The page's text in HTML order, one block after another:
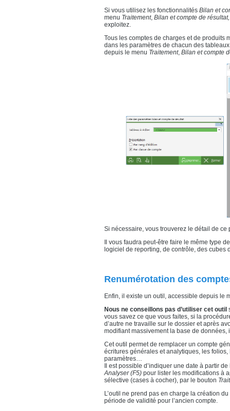
Si vous utilisez les fonctionnalités Bilan et
menu Traitement, Bilan et compte de résultat,
exploitez.
Tous les comptes de charges et de produits
dans les paramètres de chacun des
depuis le menu Traitement, Bilan et compte
Si nécessaire, vous trouverez le détail de
Il vous faudra peut-être faire le même type
logiciel de reporting, de contrôle, des
Renumérotation des
Enfin, il existe un outil, accessible depuis le
Nous ne conseillons pas d’utiliser cet outil
vous savez ce que vous faites, si la
d’autre ne travaille sur le dossier et après
modifiant massivement la base de
Cet outil permet de remplacer un compte
écritures générales et analytiques, les
paramètres…
Il est possible d’indiquer une date à partir
Analyser (F5) pour lister les modifications à
sélective (cases à cocher), par le bouton
L’outil ne prend pas en charge la création
période de validité pour l’ancien compte.